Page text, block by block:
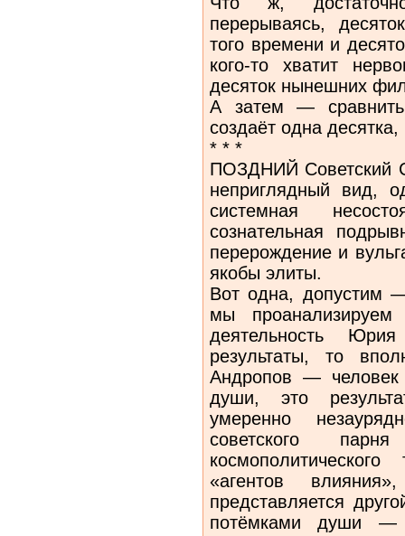
перерываясь,
того времени и
кого-то хватит
десяток нынешних
А затем —
создаёт одна десятка,
* * *
ПОЗДНИЙ Советский
неприглядный вид,
системная
сознательная
перерождение и
якобы элиты.
Вот одна, допустим —
мы проанализируем
деятельность
результаты, то
Андропов —
души, это
умеренно
советского
«агентов
представляется
потёмками души